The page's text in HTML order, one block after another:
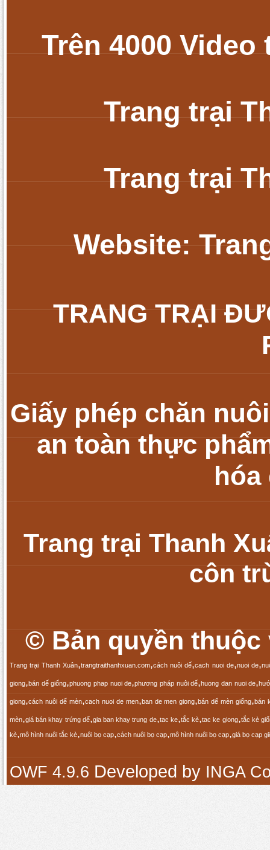
Trên 4000
Trang trại
Trang trại
Website:
TRANG TRẠI
Giấy phép chăn
an toàn thực
hóa
Trang trại Thanh
côn
© Bản quyền thuộc
Trang trại Thanh Xuân,trangtraithanhxuan.com,cách nuôi dế,cach nuoi de,nuoi de,
giong,bán dế giống,phuong phap nuoi de,phương pháp nuôi dế,huong dan nuoi de,
giong,cách nuôi dế mèn,cach nuoi de men,ban de men giong,bán dế mèn giống,bán
mèn,giá bán khay trứng dế,gia ban khay trung de,tac ke,tắc kè,tac ke giong,tắc kè
kè,mô hình nuôi tắc kè,nuôi bọ cạp,cách nuôi bọ cạp,mô hình nuôi bọ cạp,giá bọ cạp
OWF 4.9.6 Developed by INGA